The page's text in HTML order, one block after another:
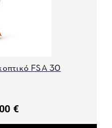
FSA 30
€